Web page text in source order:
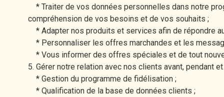
* Traiter de vos données personnelles dans notre
compréhension de vos besoins et de vos souhaits ;
* Adapter nos produits et services afin de répondre
* Personnaliser les offres marchandes et les
* Vous informer des offres spéciales et de tout
5. Gérer notre relation avec nos clients avant, pendant
* Gestion du programme de fidélisation ;
* Qualification de la base de données clients ;